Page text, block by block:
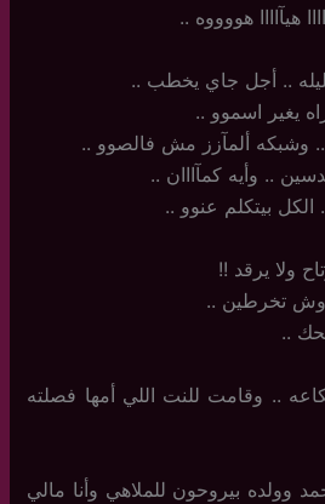
هيآاااا هووووه ..
.. أجل جاي يخطب ..
يغير اسموو ..
وشبكه ألمآزز مش فالصوو ..
.. وأيه كمآااان ..
بيتكلم عنوو ..
ولا يرقد !!
وش تخرطين ..
..
.. وقامت للنت اللي أمها فصلته
وولده بيروحون للملاهي وأنا مالي